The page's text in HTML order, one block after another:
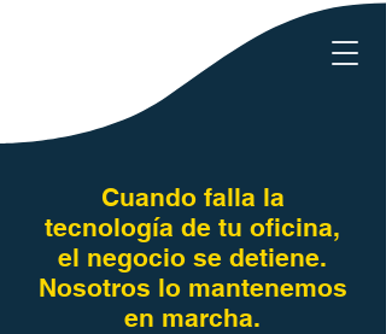
Cuando falla la
tecnología de tu oficina,
el negocio se detiene.
Nosotros lo mantenemos
en marcha.